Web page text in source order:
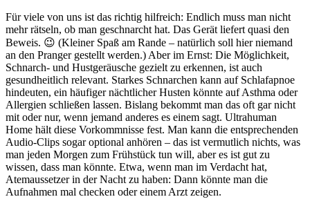
Für viele von uns ist das richtig hilfreich: Endlich muss man nicht
mehr rätseln, ob man geschnarcht hat. Das Gerät liefert quasi den
Beweis. 😉 (Kleiner Spaß am Rande – natürlich soll hier niemand
an den Pranger gestellt werden.) Aber im Ernst: Die Möglichkeit,
Schnarch- und Hustgeräusche gezielt zu erkennen, ist auch
gesundheitlich relevant. Starkes Schnarchen kann auf Schlafapnoe
hindeuten, ein häufiger nächtlicher Husten könnte auf Asthma oder
Allergien schließen lassen. Bislang bekommt man das oft gar nicht
mit oder nur, wenn jemand anderes es einem sagt. Ultrahuman
Home hält diese Vorkommnisse fest. Man kann die entsprechenden
Audio-Clips sogar optional anhören – das ist vermutlich nichts, was
man jeden Morgen zum Frühstück tun will, aber es ist gut zu
wissen, dass man könnte. Etwa, wenn man im Verdacht hat,
Atemaussetzer in der Nacht zu haben: Dann könnte man die
Aufnahmen mal checken oder einem Arzt zeigen.